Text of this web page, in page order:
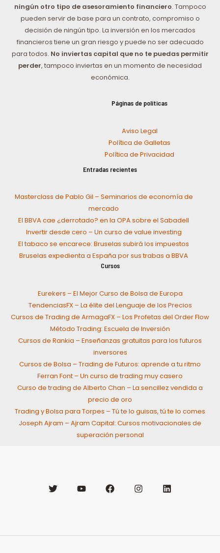
ningún otro tipo de asesoramiento financiero. Tampoco
pueden servir de base para un contrato, compromiso o
decisión de ningún tipo. La inversión en los mercados
financieros tiene un gran riesgo y puede no ser adecuado
para todos. No inviertas capital que no te puedas permitir
perder, tampoco inviertas en un momento de necesidad
económica.
Páginas de políticas
Aviso Legal
Política de Galletas
Política de Privacidad
Entradas recientes
Masterclass de Pablo Gil – Seminarios de economía de
mercado
El BBVA cae ¿derrotado? en la OPA sobre el Sabadell
Invertir desde cero – Un curso de value investing
El tabaco se encarece: Bruselas subirá los impuestos
Bruselas expedienta a España por sus trabas a BBVA
Cursos
Eurekers – El Mejor Curso de Bolsa de Europa
TendenciasFX – La élite del Lenguaje de los Precios
Cursos de Trading de ArmagaFX – Los Profetas del Order Flow
Método Trading: Escuela de Inversión
Cursos de Rankia – Enseñanzas gratuitas para los futuros
inversores
Cursos de Bolsa – Trading de Futuros: aprende a tu ritmo
Ferran Font – Un curso de trading muy casero
Curso de trading de Alberto Chan – La sencillez vendida a
precio de oro
Trading y Bolsa para Torpes – Tú te lo guisas, tú te lo comes
Joseph Ajram – Ajram Capital: Cursos motivacionales de
superación personal